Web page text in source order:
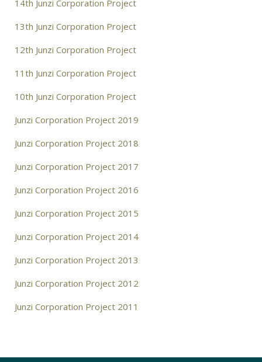
14th Junzi Corporation Project
13th Junzi Corporation Project
12th Junzi Corporation Project
11th Junzi Corporation Project
10th Junzi Corporation Project
Junzi Corporation Project 2019
Junzi Corporation Project 2018
Junzi Corporation Project 2017
Junzi Corporation Project 2016
Junzi Corporation Project 2015
Junzi Corporation Project 2014
Junzi Corporation Project 2013
Junzi Corporation Project 2012
Junzi Corporation Project 2011